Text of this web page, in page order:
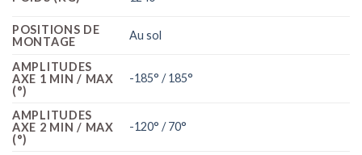
POSITIONS DE
MONTAGE
Au sol
AMPLITUDES
AXE 1 MIN / MAX
(°)
-185° / 185°
AMPLITUDES
AXE 2 MIN / MAX
(°)
-120° / 70°